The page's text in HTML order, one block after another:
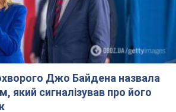
Джо Байдена назвала
який сигналізував про його